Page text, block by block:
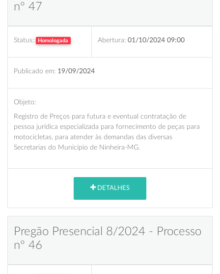
nº 47
Status: Homologada Abertura: 01/10/2024 09:00
Publicado em: 19/09/2024
Objeto:
Registro de Preços para futura e eventual contratação de
pessoa jurídica especializada para fornecimento de peças para
motocicletas, para atender às demandas das diversas
Secretarias do Município de Ninheira-MG.
DETALHES
Pregão Presencial 8/2024 - Processo
nº 46